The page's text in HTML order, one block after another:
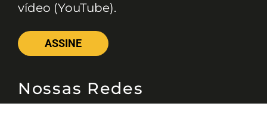
vídeo (YouTube).
ASSINE
Nossas Redes